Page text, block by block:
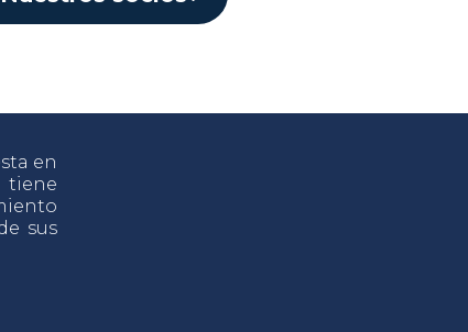
en
tiene
sus